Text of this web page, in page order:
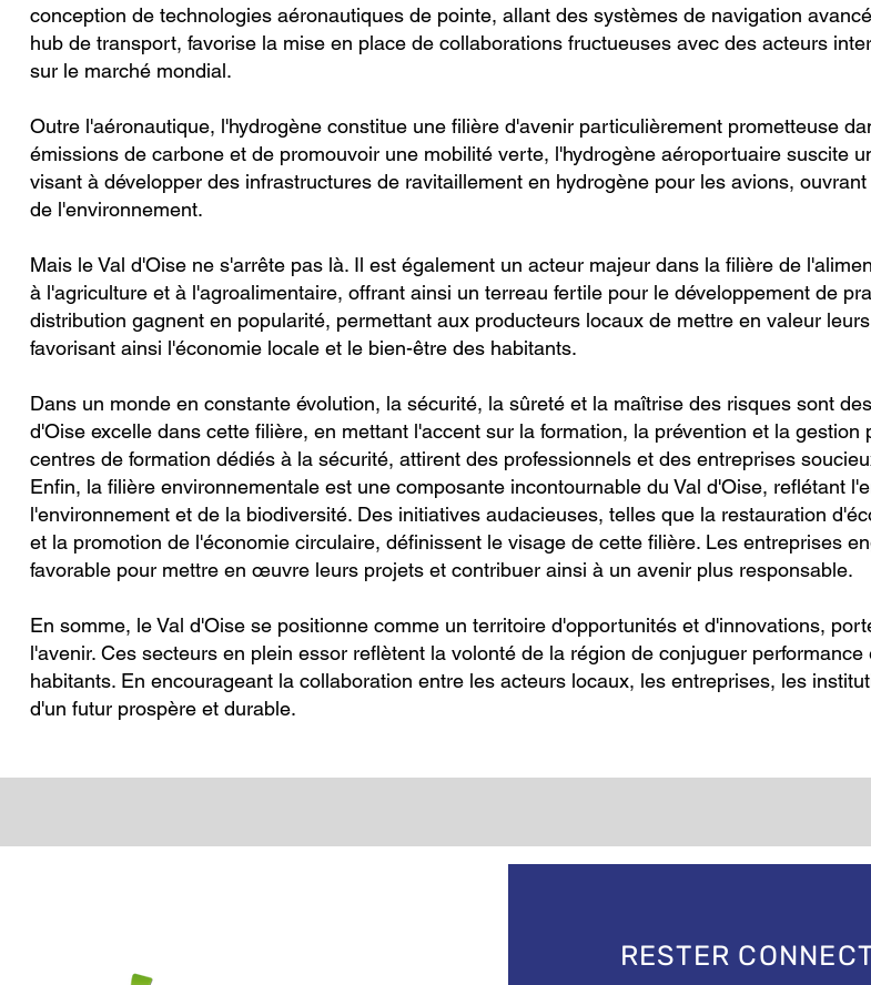
conception de technologies aéronautiques de pointe, allant des systèmes de navigation
hub de transport, favorise la mise en place de collaborations fructueuses avec des acteurs
sur le marché mondial.
Outre l'aéronautique, l'hydrogène constitue une filière d'avenir particulièrement prometteuse
émissions de carbone et de promouvoir une mobilité verte, l'hydrogène aéroportuaire suscite
visant à développer des infrastructures de ravitaillement en hydrogène pour les avions,
de l'environnement.
Mais le Val d'Oise ne s'arrête pas là. Il est également un acteur majeur dans la filière de
à l'agriculture et à l'agroalimentaire, offrant ainsi un terreau fertile pour le développement de
distribution gagnent en popularité, permettant aux producteurs locaux de mettre en valeur
favorisant ainsi l'économie locale et le bien-être des habitants.
Dans un monde en constante évolution, la sécurité, la sûreté et la maîtrise des risques sont
d'Oise excelle dans cette filière, en mettant l'accent sur la formation, la prévention et la
centres de formation dédiés à la sécurité, attirent des professionnels et des entreprises
Enfin, la filière environnementale est une composante incontournable du Val d'Oise, reflétant
l'environnement et de la biodiversité. Des initiatives audacieuses, telles que la restauration
et la promotion de l'économie circulaire, définissent le visage de cette filière. Les entreprises
favorable pour mettre en œuvre leurs projets et contribuer ainsi à un avenir plus responsable.
En somme, le Val d'Oise se positionne comme un territoire d'opportunités et d'innovations,
l'avenir. Ces secteurs en plein essor reflètent la volonté de la région de conjuguer
habitants. En encourageant la collaboration entre les acteurs locaux, les entreprises, les
d'un futur prospère et durable.
RESTER